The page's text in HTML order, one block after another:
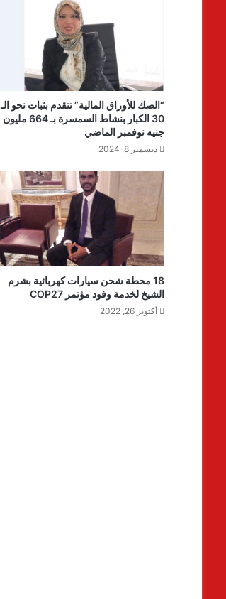
“الصك للأوراق المالية” تتقدم بثبات نحو الـ
30 الكبار بنشاط السمسرة بـ 664 مليون
جنيه نوفمبر الماضي
ديسمبر 8, 2024
18 محطة شحن سيارات كهربائية بشرم
الشيخ لخدمة وفود مؤتمر COP27
أكتوبر 26, 2022